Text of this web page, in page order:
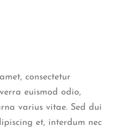
consectetur
euismod odio,
varius vitae. Sed dui
et, interdum nec